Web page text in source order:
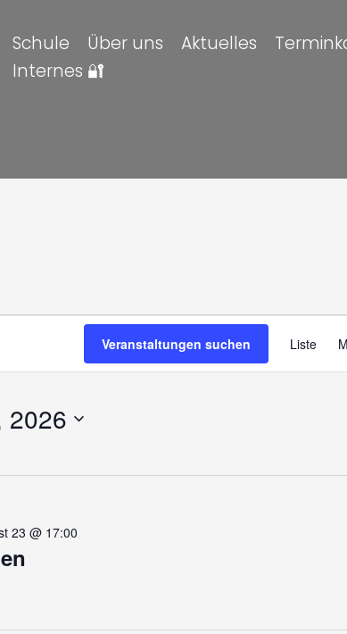
Schule Über uns Aktuelles
Internes 🔐
Veranstaltungen suchen Liste
2026
23 @ 17:00